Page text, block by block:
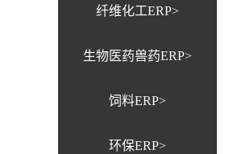
纤维化工ERP>
生物医药兽药ERP>
饲料ERP>
环保ERP>